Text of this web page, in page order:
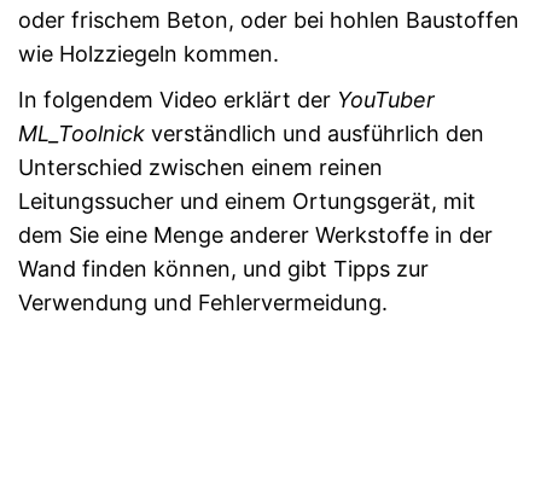
oder frischem Beton, oder bei hohlen Baustoffen
wie Holzziegeln kommen.
In folgendem Video erklärt der YouTuber
ML_Toolnick verständlich und ausführlich den
Unterschied zwischen einem reinen
Leitungssucher und einem Ortungsgerät, mit
dem Sie eine Menge anderer Werkstoffe in der
Wand finden können, und gibt Tipps zur
Verwendung und Fehlervermeidung.